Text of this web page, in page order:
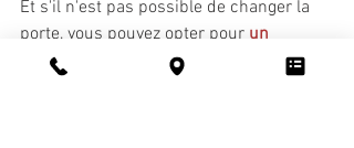
Et s'il n'est pas possible de changer la
porte, vous pouvez opter pour un
blindage et une fermeture A2P sur votre